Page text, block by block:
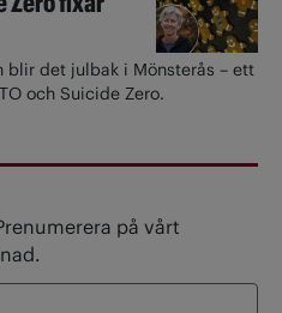
blir det julbak i Mönsterås – ett
och Suicide Zero.
på vårt